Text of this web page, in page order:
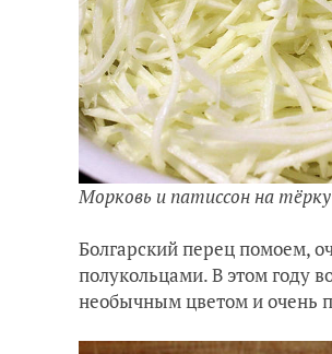
Морковь и патиссон на тёрку
Болгарский перец помоем,
полукольцами. В этом году
необычным цветом и очень